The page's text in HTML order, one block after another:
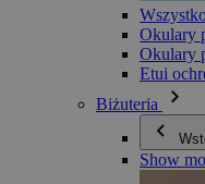
Okulary
Okulary
Etui
Biżuteria
Show